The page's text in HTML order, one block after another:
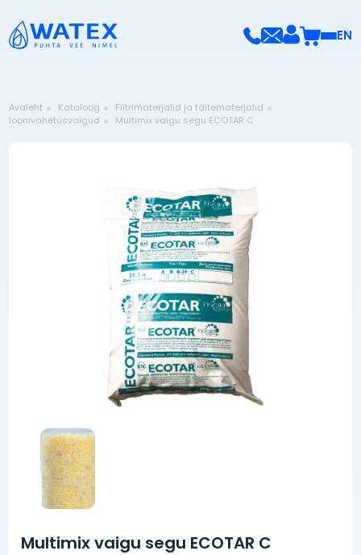
EN
Avaleht Kataloog
Filtrimaterjalid ja täitematerjalid
Ioonivahetusvaigud
Multimix vaigu segu ECOTAR C
Multimix vaigu segu ECOTAR C